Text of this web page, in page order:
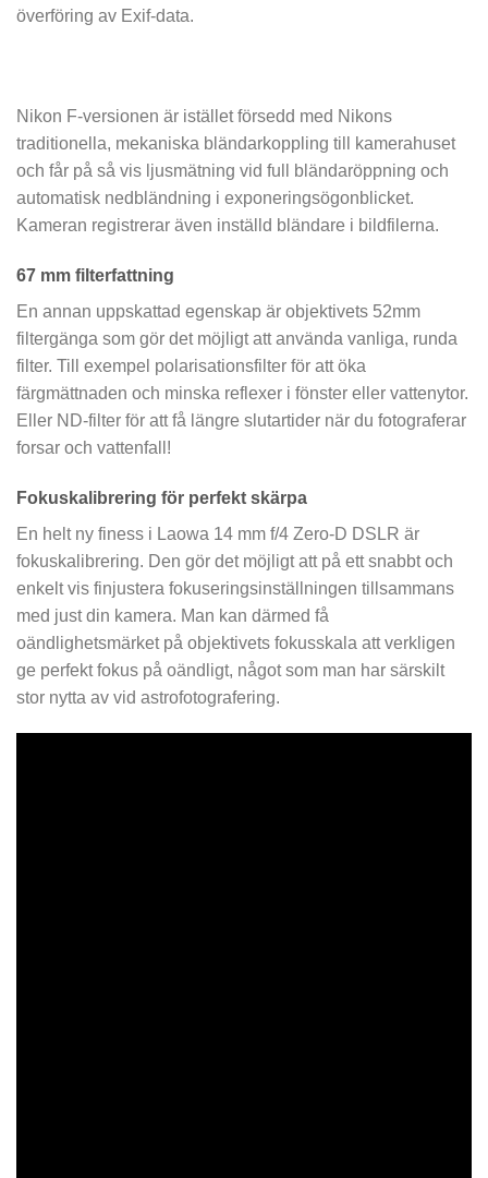
överföring av Exif-data.
Nikon F-versionen är istället försedd med Nikons
traditionella, mekaniska bländarkoppling till kamerahuset
och får på så vis ljusmätning vid full bländaröppning och
automatisk nedbländning i exponeringsögonblicket.
Kameran registrerar även inställd bländare i bildfilerna.
67 mm filterfattning
En annan uppskattad egenskap är objektivets 52mm
filtergänga som gör det möjligt att använda vanliga, runda
filter. Till exempel polarisationsfilter för att öka
färgmättnaden och minska reflexer i fönster eller vattenytor.
Eller ND-filter för att få längre slutartider när du fotograferar
forsar och vattenfall!
Fokuskalibrering för perfekt skärpa
En helt ny finess i Laowa 14 mm f/4 Zero-D DSLR är
fokuskalibrering. Den gör det möjligt att på ett snabbt och
enkelt vis finjustera fokuseringsinställningen tillsammans
med just din kamera. Man kan därmed få
oändlighetsmärket på objektivets fokusskala att verkligen
ge perfekt fokus på oändligt, något som man har särskilt
stor nytta av vid astrofotografering.